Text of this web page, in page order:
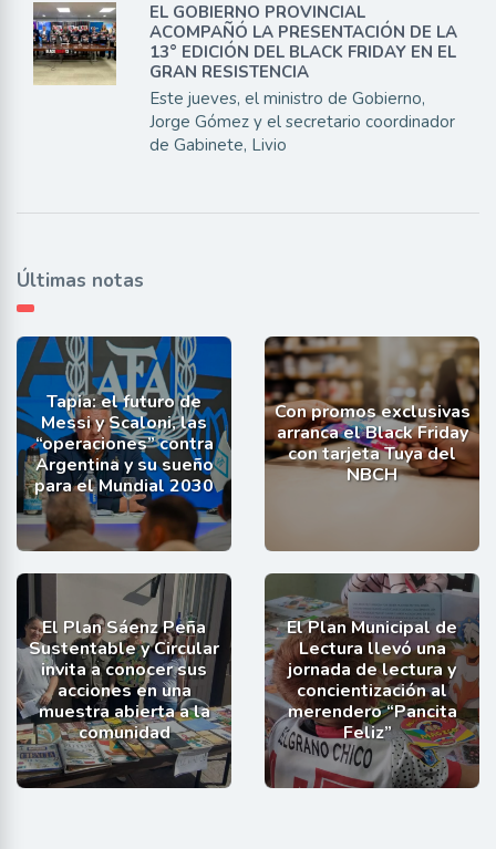
EL GOBIERNO PROVINCIAL
ACOMPAÑÓ LA PRESENTACIÓN DE LA
13° EDICIÓN DEL BLACK FRIDAY EN EL
GRAN RESISTENCIA
Este jueves, el ministro de Gobierno,
Jorge Gómez y el secretario coordinador
de Gabinete, Livio
Últimas notas
Tapia: el futuro de
Messi y Scaloni, las
“operaciones” contra
Argentina y su sueño
para el Mundial 2030
Con promos exclusivas
arranca el Black Friday
con tarjeta Tuya del
NBCH
El Plan Sáenz Peña
Sustentable y Circular
invita a conocer sus
acciones en una
muestra abierta a la
comunidad
El Plan Municipal de
Lectura llevó una
jornada de lectura y
concientización al
merendero “Pancita
Feliz”